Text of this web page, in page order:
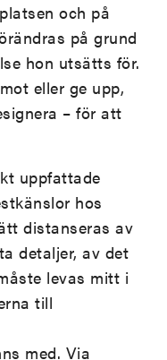
och på
på grund
hon utsätts för.
eller ge upp,
– för att
uppfattade
hos
distanseras av
detaljer, av det
levas mitt i
till
med. Via